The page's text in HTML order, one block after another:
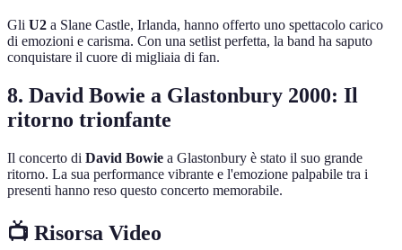
Gli U2 a Slane Castle, Irlanda, hanno offerto uno spettacolo carico
di emozioni e carisma. Con una setlist perfetta, la band ha saputo
conquistare il cuore di migliaia di fan.
8. David Bowie a Glastonbury 2000: Il
ritorno trionfante
Il concerto di David Bowie a Glastonbury è stato il suo grande
ritorno. La sua performance vibrante e l'emozione palpabile tra i
presenti hanno reso questo concerto memorabile.
📺 Risorsa Video